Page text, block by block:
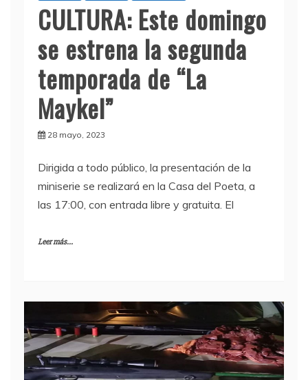
CULTURA: Este domingo
se estrena la segunda
temporada de “La
Maykel”
28 mayo, 2023
Dirigida a todo público, la presentación de la
miniserie se realizará en la Casa del Poeta, a
las 17:00, con entrada libre y gratuita. El
Leer más...